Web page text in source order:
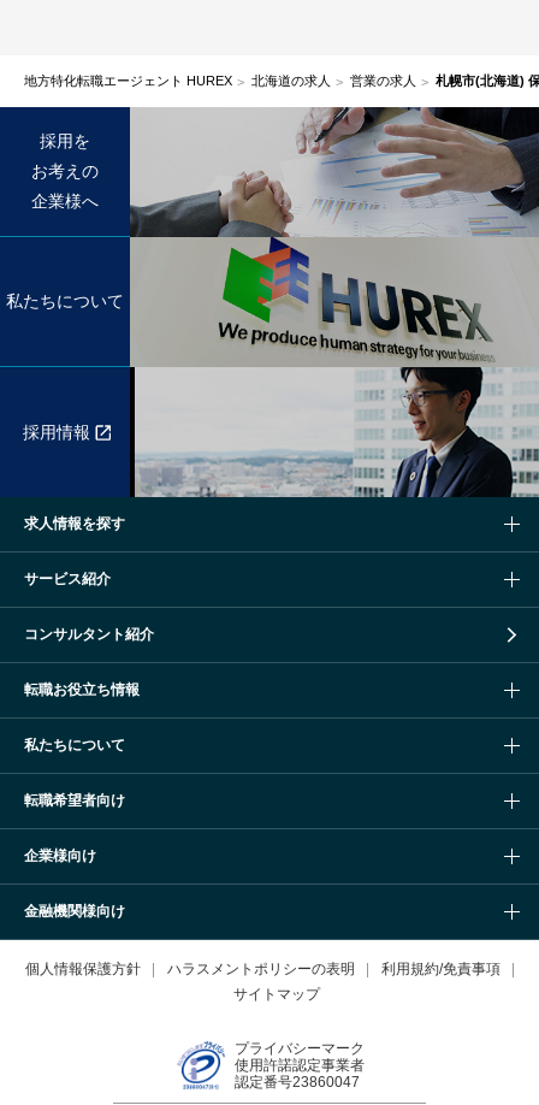
地方特化転職エージェント HUREX 北海道の求人 営業の求人 札幌市(北海道)
採用情報
私たちについて
採用を
お考えの
企業様へ
求人情報を探す
サービス紹介
コンサルタント紹介
転職お役立ち情報
私たちについて
転職希望者向け
企業様向け
金融機関様向け
プライバシーマーク
使用許諾認定事業者
認定番号23860047
個人情報保護方針 ハラスメントポリシーの表明
利用規約/免責事項
サイトマップ